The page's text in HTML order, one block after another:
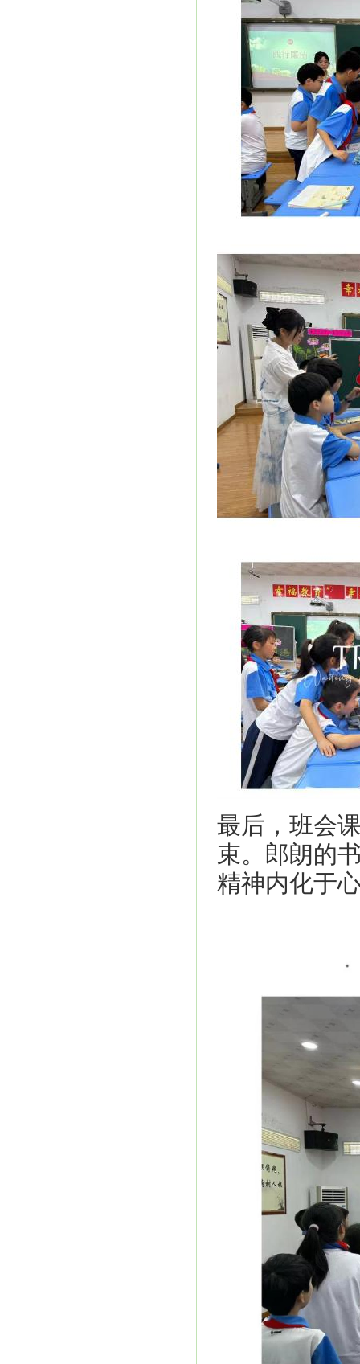
最后，班会
束。郎朗的
精神内化于